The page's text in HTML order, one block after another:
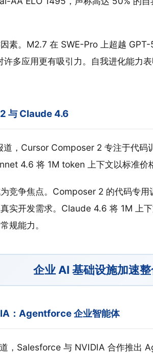
素。M2.7 在 SWE-Pro 上超越
多应用更有吸引力。自我进化能力
与 Claude 4.6
道，Cursor Composer 2 专注于代码
4.6 将 1M token 上下文以标准价
竞争焦点。Composer 2 的代码专用
实开发需求。Claude 4.6 将 1M 上
规能力。
企业 AI 基础设施加速
：Agentforce 企业智能体
，Salesforce 与 NVIDIA 合作推出